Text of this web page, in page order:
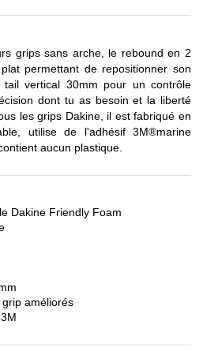
grips sans arche, le rebound en 2
permettant de repositionner son
vertical 30mm pour un contrôle
dont tu as besoin et la liberté
les grips Dakine, il est fabriqué en
utilise de l'adhésif 3M®marine
aucun plastique.
Dakine Friendly Foam
améliorés